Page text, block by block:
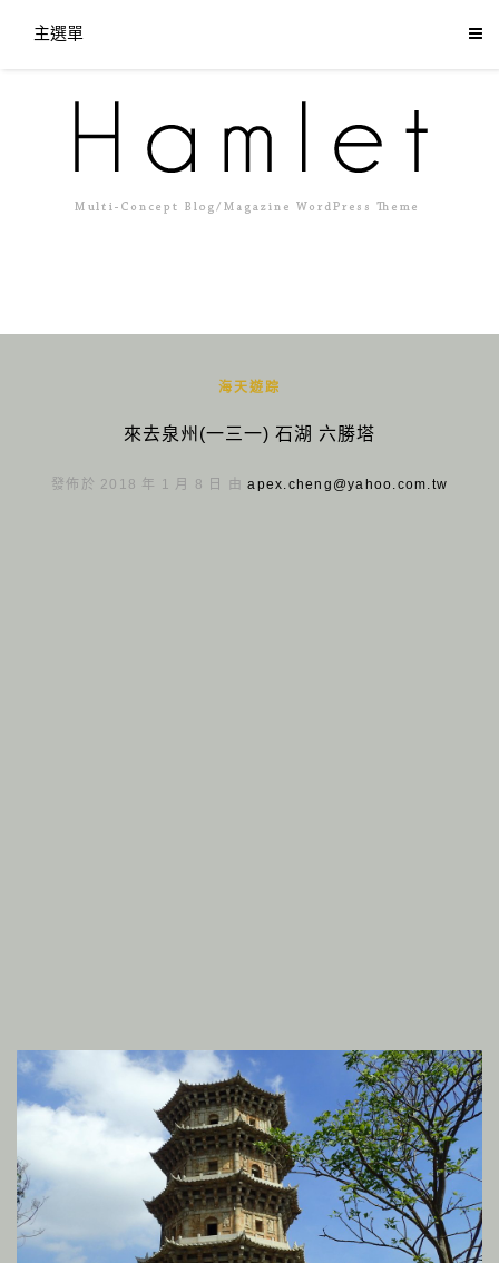
主選單
海天遊踪
來去泉州(一三一) 石湖 六勝塔
發佈於 2018 年 1 月 8 日 由apex.cheng@yahoo.com.tw